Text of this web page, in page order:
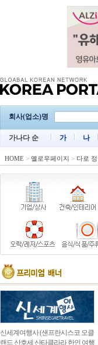
회사(업소)명
가나다 순 가 나
HOME > 옐로우페이지 > 다로
신세계여행사 (샌프란시스코 오클
랜드 산호세 산타클라라 한인 여행